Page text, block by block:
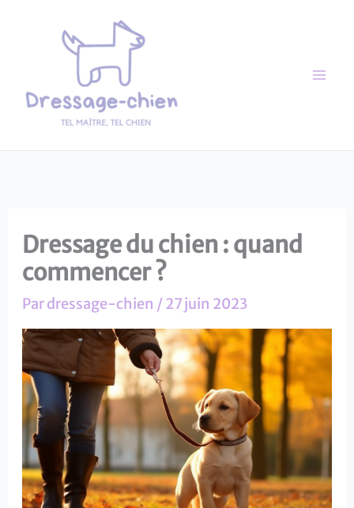
Dressage du chien : quand
commencer ?
Pardressage-chien /27 juin 2023